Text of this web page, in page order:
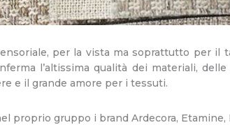
per la vista ma soprattutto per il
l’altissima qualità dei materiali,
e il grande amore per i tessuti.
proprio gruppo i brand Ardecora,